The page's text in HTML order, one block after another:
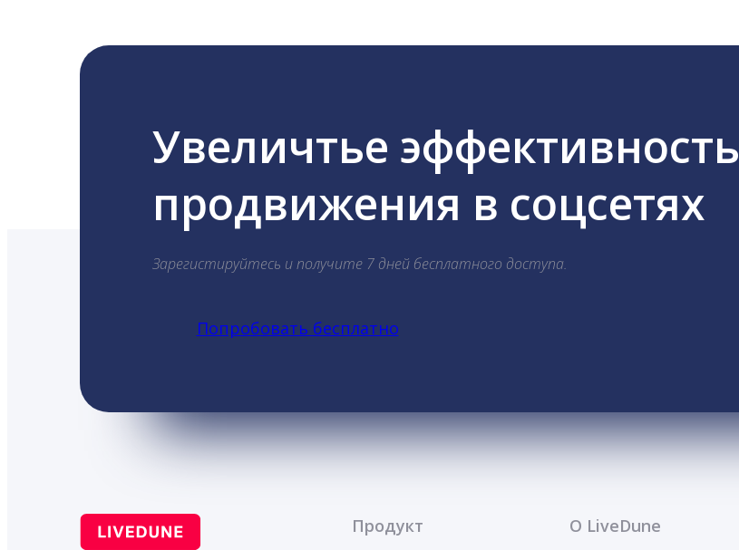
Увеличтье эффективность
продвижения в соцсетях
Зарегистируйтесь и получите 7 дней бесплатного доступа.
Попробовать бесплатно
Продукт О LiveDune